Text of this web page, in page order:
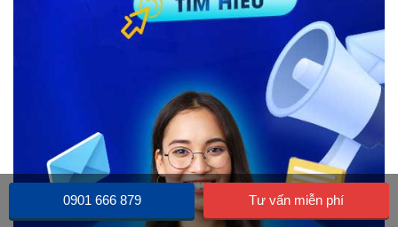
0901 666 879 Tư vấn miễn phí